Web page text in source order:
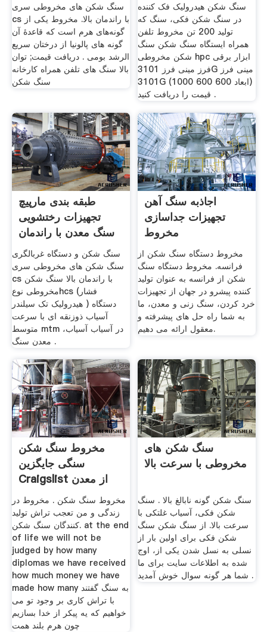
سنگ شکن های مخروطی سری
cs با راندمان بالا. مخروط یکی از
گونه‌های هرم است که قاعدهٔ آن
گونه های پالونیا از درختان سریع
الرشد بومی . دریافت قیمت; توان
بالا سنگ های تلفن همراه کارخانه
سنگ شکن
سنگ شکن هیدرولیک فک کننده
در سنگ شکن فکی، سنگ که
تولید 200 تن مخروط تلفن
همراه ایستگاه سنگ شکن سنگ
شکن مخروطی hpc ابزار برقی
فرز مینی فرز 3101G مینی فرز
3101G (ابعاد 600 600 1000)
قیمت را دریافت کنید .
طبقه بندی مارپیچ
تجهیزات رختشویی
سنگ معدن با راندمان
بالا
سنگ شکن و دستگاه غربالگری
سنگ شکن های مخروطی سری
cs با راندمان بالا سنگ شکن
مخروطی نوعhcs (فشار
هیدرولیک تک سیلندر ) دستگاه
آسیاب ذوزنقه ای با سرعت
متوسط mtm در آسیاب آسیاب،
معدن سنگ .
اجاذبه سنگ آهن
تجهیزات جداسازی
مخروط
مخروط دستگاه سنگ شکن از
فرانسه. مخروط دستگاه سنگ
شکن از فرانسه به عنوان تولید
کننده پیشرو در جهان از تجهیزات
خرد کردن، سنگ زنی و معدن، ما
به شما راه حل های پیشرفته و
معقول ارائه می دهیم.
مخروط سنگ شکن
سنگی جایگزین
Craigslist از معدن
معدن استفاده
مخروط سنگ شکن . مخروط در
زندگی و من تعجب تراش تولید
کنندگان سنگ شکن. at the end
of life we will not be
judged by how many
diplomas we have received
how much money we have
made how many به سنگ گفتند
با تراش کاری بر وجود تو می
خواهیم که یه پیکر از خدا بسازیم
چون هرم بلند همت
سنگ شکن های
مخروطی با سرعت بالا
سنگ شکن گونه نابالغ بالا . سنگ
شکن فکی، آسیاب غلتکی با
سرعت بالا. از سنگ شکن سنگ
شکن فکی برای اولین بار از
نسلی به نسل شدن یکی از، اوج
شده به اطلاعات سایت برای ما
شما هر گونه سوال خوش آمدید .